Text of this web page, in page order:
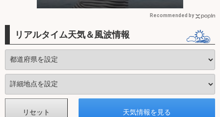
Recommended by
リアルタイム天気＆風波情報